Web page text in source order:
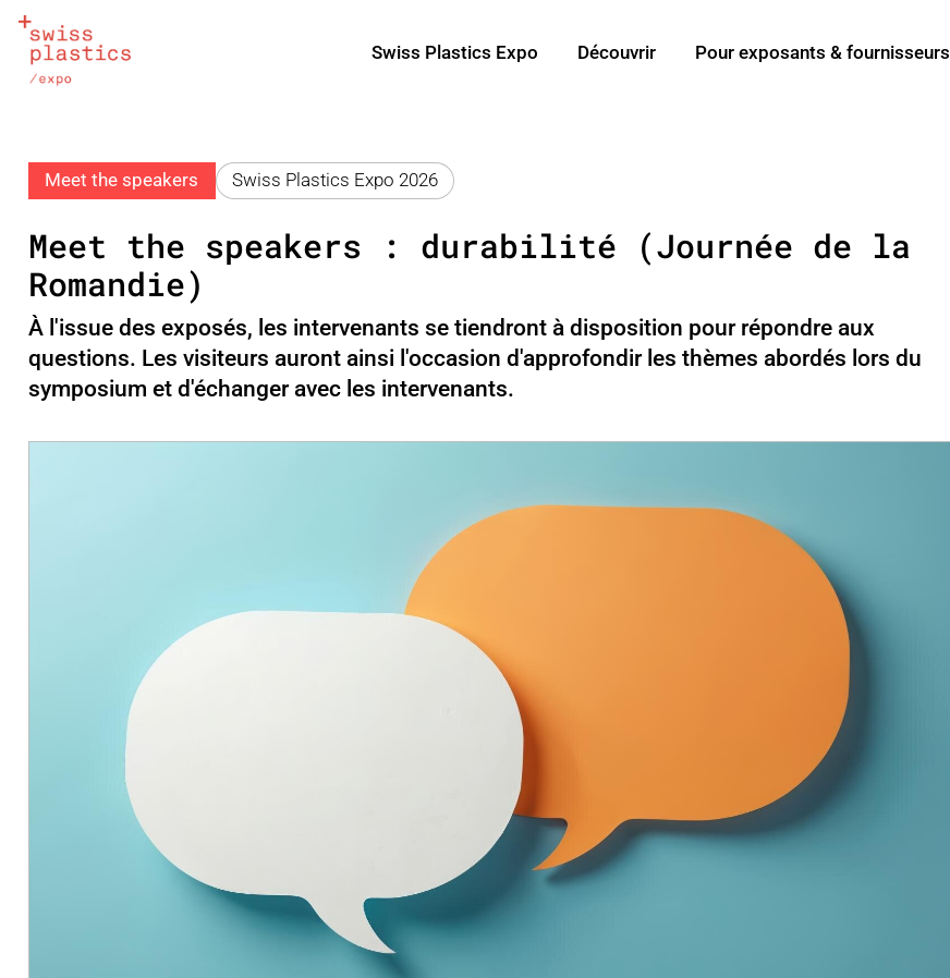
Swiss Plastics Expo Découvrir Pour exposants & fournisseurs
Meet the speakers Swiss Plastics Expo 2026
Meet the speakers : durabilité (Journée de la
Romandie)
À l'issue des exposés, les intervenants se tiendront à disposition pour répondre aux
questions. Les visiteurs auront ainsi l'occasion d'approfondir les thèmes abordés lors du
symposium et d'échanger avec les intervenants.